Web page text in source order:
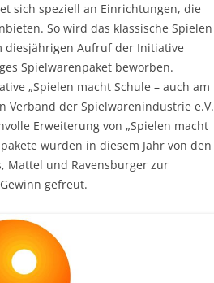
sich speziell an Einrichtungen, die
So wird das klassische Spielen
diesjährigen Aufruf der Initiative
Spielwarenpaket beworben.
„Spielen macht Schule – auch am
Verband der Spielwarenindustrie e.V.
Erweiterung von „Spielen macht
wurden in diesem Jahr von den
Mattel und Ravensburger zur
gefreut.